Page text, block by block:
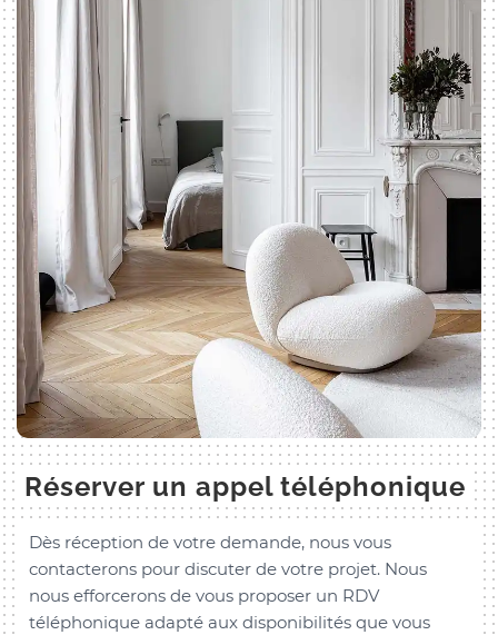
Réserver un appel téléphonique
Dès réception de votre demande, nous vous
contacterons pour discuter de votre projet. Nous
nous efforcerons de vous proposer un RDV
téléphonique adapté aux disponibilités que vous